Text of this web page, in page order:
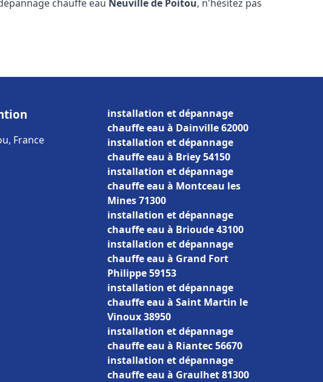
chauffe eau Neuville de Poitou, n'hésitez pas
France
installation et dépannage
chauffe eau à Dainville 62000
installation et dépannage
chauffe eau à Briey 54150
installation et dépannage
chauffe eau à Montceau les
Mines 71300
installation et dépannage
chauffe eau à Brioude 43100
installation et dépannage
chauffe eau à Grand Fort
Philippe 59153
installation et dépannage
chauffe eau à Saint Martin le
Vinoux 38950
installation et dépannage
chauffe eau à Riantec 56670
installation et dépannage
chauffe eau à Graulhet 81300